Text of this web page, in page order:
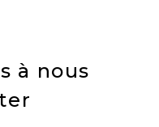
à nous